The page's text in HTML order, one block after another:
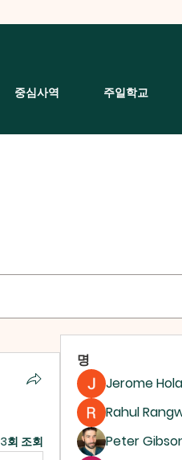
중심사역 주일학교
3회 조회
명
Jerome
Rahul
Peter